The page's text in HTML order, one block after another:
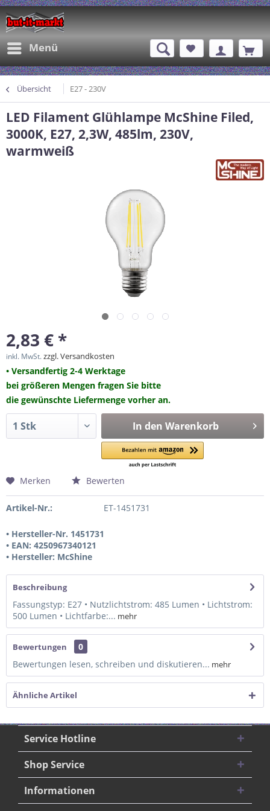
Menü
Übersicht E27 - 230V
LED Filament Glühlampe McShine Filed,
3000K, E27, 2,3W, 485lm, 230V,
warmweiß
2,83 € *
inkl. MwSt.zzgl. Versandkosten
• Versandfertig 2-4 Werktage
bei größeren Mengen fragen Sie bitte
die gewünschte Liefermenge vorher an.
In den Warenkorb
Merken Bewerten
Artikel-Nr.: ET-1451731
• Hersteller-Nr. 1451731
• EAN: 4250967340121
• Hersteller: McShine
Beschreibung
Fassungstyp: E27 • Nutzlichtstrom: 485 Lumen • Lichtstrom:
500 Lumen • Lichtfarbe:... mehr
Bewertungen
0
Bewertungen lesen, schreiben und diskutieren... mehr
Ähnliche Artikel
Service Hotline
Shop Service
Informationen